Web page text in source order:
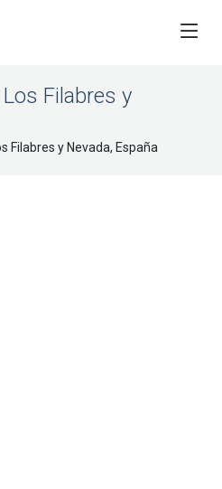
Filabres y
Filabres y Nevada, España